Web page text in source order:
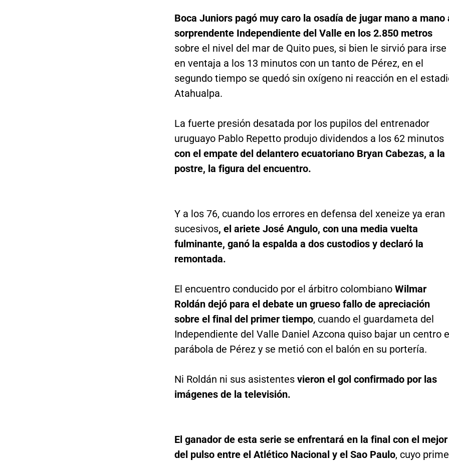
Boca Juniors pagó muy caro la osadía de jugar mano a mano
sorprendente Independiente del Valle en los 2.850 metros
sobre el nivel del mar de Quito pues, si bien le sirvió para irse
en ventaja a los 13 minutos con un tanto de Pérez, en el
segundo tiempo se quedó sin oxígeno ni reacción en el
Atahualpa.
La fuerte presión desatada por los pupilos del entrenador
uruguayo Pablo Repetto produjo dividendos a los 62 minutos
con el empate del delantero ecuatoriano Bryan Cabezas, a la
postre, la figura del encuentro.
Y a los 76, cuando los errores en defensa del xeneize ya eran
sucesivos, el ariete José Angulo, con una media vuelta
fulminante, ganó la espalda a dos custodios y declaró la
remontada.
El encuentro conducido por el árbitro colombiano Wilmar
Roldán dejó para el debate un grueso fallo de apreciación
sobre el final del primer tiempo, cuando el guardameta del
Independiente del Valle Daniel Azcona quiso bajar un centro
parábola de Pérez y se metió con el balón en su portería.
Ni Roldán ni sus asistentes vieron el gol confirmado por las
imágenes de la televisión.
El ganador de esta serie se enfrentará en la final con el mejor
del pulso entre el Atlético Nacional y el Sao Paulo, cuyo